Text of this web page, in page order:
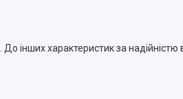
інших характеристик за надійністю